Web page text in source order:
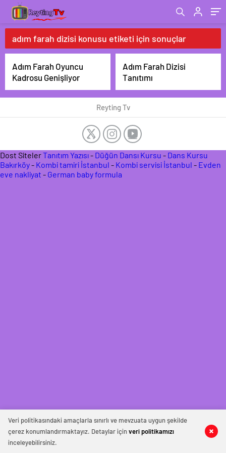
adım farah dizisi konusu etiketi için sonuçlar
Adım Farah Oyuncu
Kadrosu Genişliyor
Adım Farah Dizisi
Tanıtımı
Reyting Tv
Veri politikasındaki amaçlarla sınırlı ve mevzuata uygun şekilde
çerez konumlandırmaktayız. Detaylar içinveri politikamızı
inceleyebilirsiniz.
Dost SitelerTanıtım Yazısı- Düğün Dansı Kursu - Dans Kursu
Bakırköy- Kombi tamiri İstanbul - Kombi servisi İstanbul - Evden
eve nakliyat - German baby formula